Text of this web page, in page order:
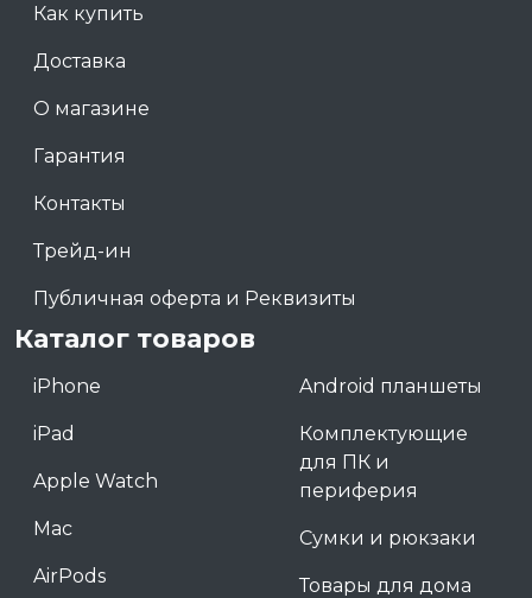
Как купить
Доставка
О магазине
Гарантия
Контакты
Трейд-ин
Публичная оферта и Реквизиты
Каталог товаров
iPhone
iPad
Apple Watch
Mac
AirPods
Android планшеты
Комплектующие
для ПК и
периферия
Сумки и рюкзаки
Товары для дома